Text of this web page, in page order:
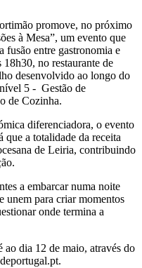
promove, no próximo
à Mesa”, um evento que
fusão entre gastronomia e
no restaurante de
desenvolvido ao longo do
5 - Gestão de
de Cozinha.
diferenciadora, o evento
que a totalidade da receita
de Leiria, contribuindo
a embarcar numa noite
unem para criar momentos
onde termina a
ao dia 12 de maio, através do